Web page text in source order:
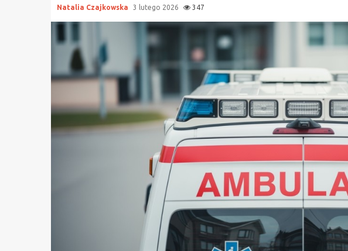
Natalia Czajkowska 3 lutego 2026 347